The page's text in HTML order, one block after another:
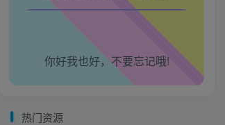
工作也轻松了！
你好我也好，不要忘记哦!
热门资源